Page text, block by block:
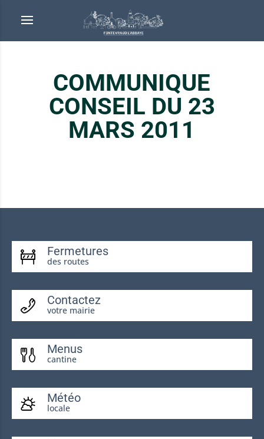
COMMUNIQUE
CONSEIL DU 23
MARS 2011
Fermetures
des routes
Contactez
votre mairie
Menus
cantine
Météo
locale